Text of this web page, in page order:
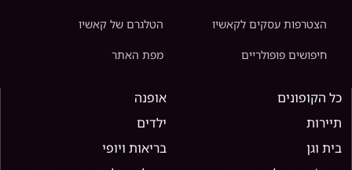
הצטרפות עסקים לקאשיו הטלגרם של קאשיו
חיפושים פופולריים מפת האתר
כל הקופונים
אופנה
תיירות
ילדים
בית וגן
בריאות ויופי